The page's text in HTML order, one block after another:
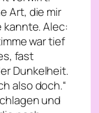
Art, die mir
kannte. Alec:
war tief
fast
Dunkelheit.
also doch.“
und